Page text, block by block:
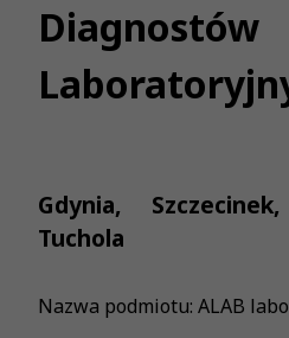
Diagnostów
Gdynia,
Tuchola
Nazwa podmiotu: ALAB